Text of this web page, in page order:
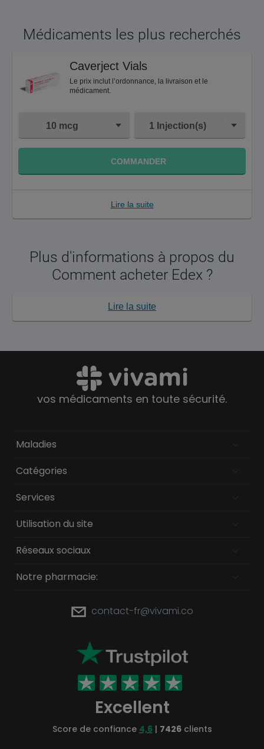
Médicaments les plus recherchés
Caverject Vials
Le prix inclut l’ordonnance, la livraison et le
médicament.
10 mcg 1 Injection(s)
COMMANDER
Lire la suite
Plus d'informations à propos du
Comment acheter Edex ?
Lire la suite
vos médicaments en toute sécurité.
Maladies
Catégories
Services
Utilisation du site
Réseaux sociaux
Notre pharmacie:
contact-fr@vivami.co
Excellent
Score de confiance 4,6| 7426clients